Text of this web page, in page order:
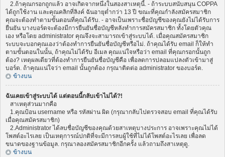
2.ถ้าคุณกรอกถูกแล้ว อาจเกิดจากหนึ่งในสองสาเหตุนี้. - ถ้าระบบสนับสนุน COPPA
ได้ถูกใช้งาน และคุณคลิกที่ลิงค์ ฉันอายุต่ำกว่า 13 ปี ขณะที่คุณกำลังสมัครสมาชิก
คุณจะต้องทำตามขั้นตอนที่คุณได้รับ. - อาจเป็นเพราะชื่อบัญชีของคุณยังไม่ได้รับการ
ยืนยัน บางบอร์ดจะต้องมีการยืนยันชื่อบัญชีหลังทำการสมัครสมาชิก ทั้งโดยตัวคุณ
เอง หรือโดย administrator คุณจึงจะสามารถเข้าสู่ระบบได้. เมื่อคุณสมัครสมาชิก
ระบบจะบอกคุณเองว่าต้องทำการยืนยันชื่อบัญชีหรือไม่. ถ้าคุณได้รับ email ก็ให้ทำ
ตามขั้นตอนในนั้น, ถ้าคุณไม่ได้รับ อีเมล คุณแน่ใจหรือว่า email ที่คุณกรอกนั้นถูก
ต้อง? เหตุผลเดียวที่ต้องทำการยืนยันชื่อบัญชีคือ เพื่อลดการปลอมแปลงตัวเข้ามาสู่
บอร์ด. ถ้าคุณแน่ใจว่า email นั้นถูกต้อง กรุณาติดต่อ administrator ของบอร์ด.
ข้างบน
ฉันเคยเข้าสู่ระบบได้ แต่ตอนนี้กลับเข้าไม่ได้?!
สาเหตุส่วนมากคือ
1.คุณป้อน username หรือ รหัสผ่าน ผิด (กรุณากลับไปตรวจสอบ email ที่คุณได้รับ
เมื่อคุณสมัครสมาชิก)
2.Administrator ได้ลบชื่อบัญชีของคุณด้วยสาเหตุบางประการ อาจเพราะคุณไม่ได้
โพสต์อะไรเลย เป็นเหตุการณ์ปกติที่จะมีการลบผู้ใช้ที่ไม่ได้โพสต์อะไรเลย เพื่อลด
ขนาดของฐานข้อมูล. กรุณาลองสมัครสมาชิกอีกครั้ง แล้วถามถึงสาเหตุดู.
ข้างบน